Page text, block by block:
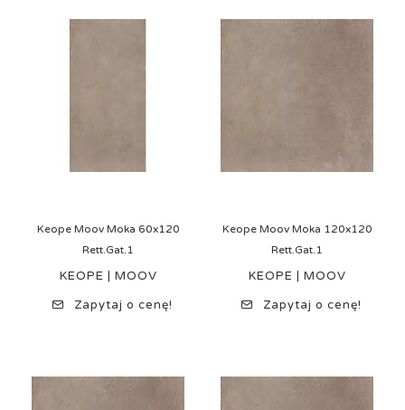
Keope Moov Moka 60x120
Rett.Gat.1
KEOPE | MOOV
Zapytaj o cenę!
Keope Moov Moka 120x120
Rett.Gat.1
KEOPE | MOOV
Zapytaj o cenę!